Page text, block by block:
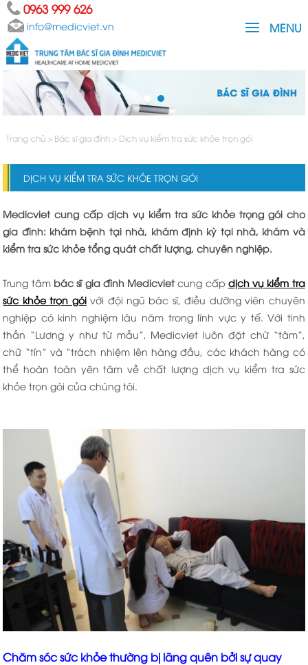
MENU
0963 999 626
info@medicviet.vn
Trang chủ > Bác sĩ gia đình > Dịch vụ kiểm tra sức khỏe trọn gói
DỊCH VỤ KIỂM TRA SỨC KHỎE TRỌN GÓI
Medicviet cung cấp dịch vụ kiểm tra sức khỏe trọng gói cho
gia đình: khám bệnh tại nhà, khám định kỳ tại nhà, khám và
kiểm tra sức khỏe tổng quát chất lượng, chuyên nghiệp.
Trung tâmbác sĩ gia đình Medicvietcung cấp dịch vụ kiểm tra
sức khỏe trọn góivới đội ngũ bác sĩ, điều dưỡng viên chuyên
nghiệp có kinh nghiệm lâu năm trong lĩnh vực y tế. Với tinh
thần “Lương y như từ mẫu”, Medicviet luôn đặt chữ “tâm”,
chữ “tín” và “trách nhiệm lên hàng đầu, các khách hàng có
thể hoàn toàn yên tâm về chất lượng dịch vụ kiểm tra sức
khỏe trọn gói của chúng tôi.
Chăm sóc sức khỏe thường bị lãng quên bởi sự quay